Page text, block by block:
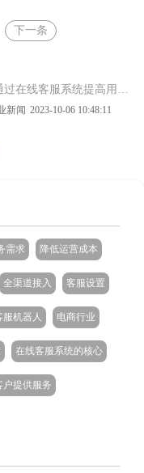
下一条
如何通过在线客服系统提高用户满意度？
新闻 2023-10-06 10:48:11
需求 降低运营成本
全渠道接入 客服设置
服机器人 电商行业
在线客服系统的核心
户提供服务